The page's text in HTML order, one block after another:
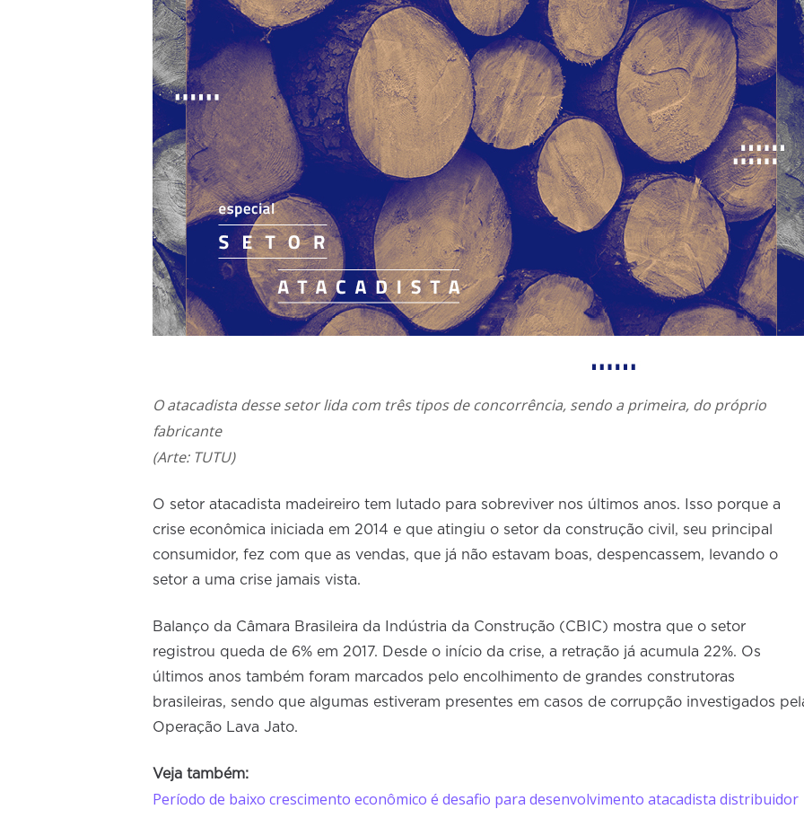
O atacadista desse setor lida com três tipos de concorrência, sendo a primeira, do próprio
fabricante
(Arte: TUTU)
O setor atacadista madeireiro tem lutado para sobreviver nos últimos anos. Isso porque a
crise econômica iniciada em 2014 e que atingiu o setor da construção civil, seu principal
consumidor, fez com que as vendas, que já não estavam boas, despencassem, levando o
setor a uma crise jamais vista.
Balanço da Câmara Brasileira da Indústria da Construção (CBIC) mostra que o setor
registrou queda de 6% em 2017. Desde o início da crise, a retração já acumula 22%. Os
últimos anos também foram marcados pelo encolhimento de grandes construtoras
brasileiras, sendo que algumas estiveram presentes em casos de corrupção investigados
Operação Lava Jato.
Veja também:
Período de baixo crescimento econômico é desafio para desenvolvimento atacadista distribuidor